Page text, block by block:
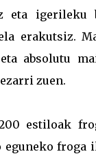
eta igerileku
erakutsiz.
absolutu
zuen.
estiloak
froga